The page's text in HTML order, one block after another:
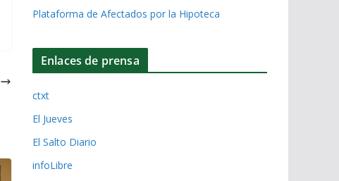
Plataforma de Afectados por la Hipoteca
Enlaces de prensa
ctxt
El Jueves
El Salto Diario
infoLibre